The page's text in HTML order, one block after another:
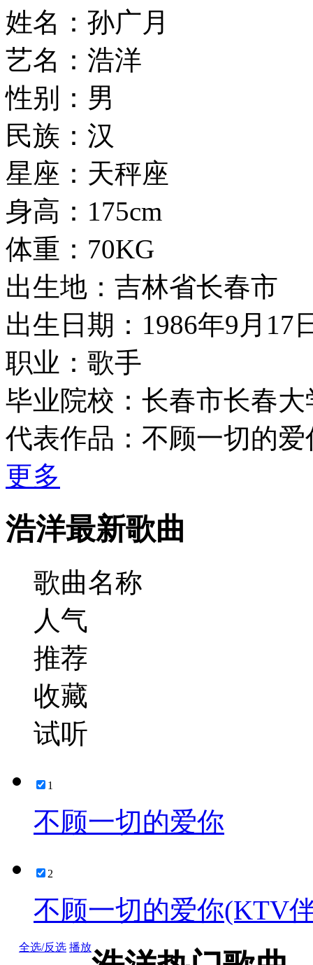
姓名：孙广月
艺名：浩洋
性别：男
民族：汉
星座：天秤座
身高：175cm
体重：70KG
出生地：吉林省长春市
出生日期：1986年9月17
职业：歌手
毕业院校：长春市长春大
代表作品：不顾一切的爱
更多
浩洋最新歌曲
歌曲名称
人气
推荐
收藏
试听
1
不顾一切的爱你
2
不顾一切的爱你(KTV
全选/反选 播放